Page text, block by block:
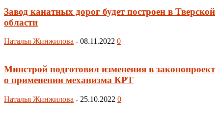
Завод канатных дорог будет построен в Тверской
области
Наталья Жинжилова - 08.11.2022 0
Минстрой подготовил изменения в законопроект
о применении механизма КРТ
Наталья Жинжилова - 25.10.2022 0